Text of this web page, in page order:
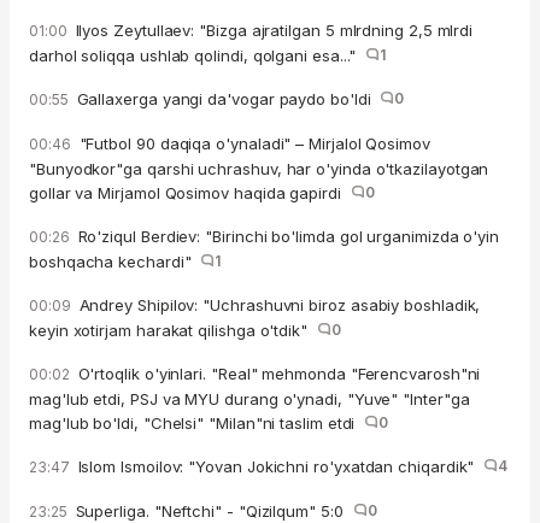
01:00 Ilyos Zeytullaev: "Bizga ajratilgan 5 mlrdning 2,5 mlrdi
darhol soliqqa ushlab qolindi, qolgani esa..."
1
00:55 Gallaxerga yangi da'vogar paydo bo'ldi 0
00:46 "Futbol 90 daqiqa o'ynaladi" – Mirjalol Qosimov
"Bunyodkor"ga qarshi uchrashuv, har o'yinda o'tkazilayotgan
gollar va Mirjamol Qosimov haqida gapirdi
0
00:26 Ro'ziqul Berdiev: "Birinchi bo'limda gol urganimizda o'yin
boshqacha kechardi"
1
00:09 Andrey Shipilov: "Uchrashuvni biroz asabiy boshladik,
keyin xotirjam harakat qilishga o'tdik"
0
00:02 O'rtoqlik o'yinlari. "Real" mehmonda "Ferencvarosh"ni
mag'lub etdi, PSJ va MYU durang o'ynadi, "Yuve" "Inter"ga
mag'lub bo'ldi, "Chelsi" "Milan"ni taslim etdi
0
23:47 Islom Ismoilov: "Yovan Jokichni ro'yxatdan chiqardik" 4
23:25 Superliga. "Neftchi" - "Qizilqum" 5:0 0